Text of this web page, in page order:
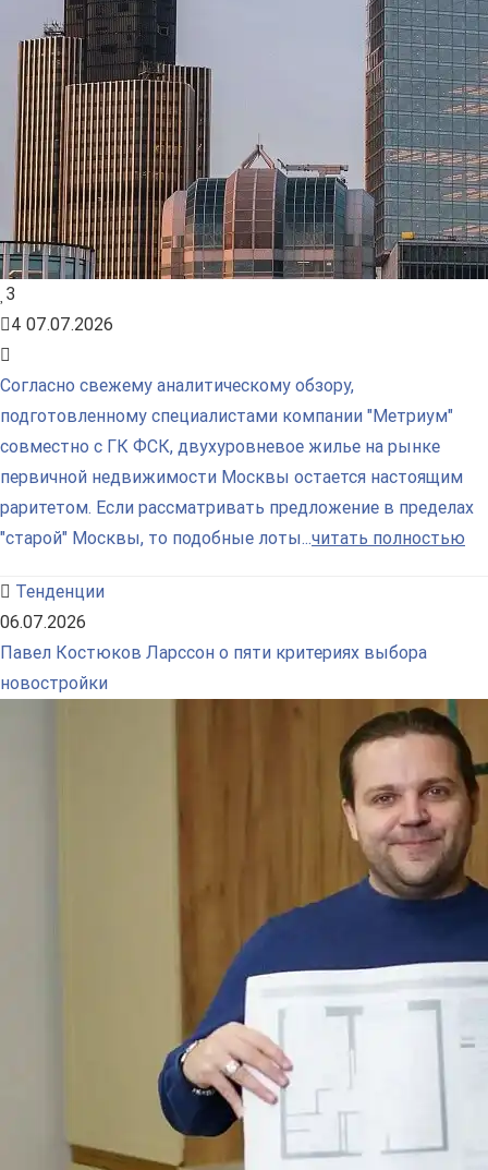
3
4 07.07.2026
Согласно свежему аналитическому обзору,
подготовленному специалистами компании "Метриум"
совместно с ГК ФСК, двухуровневое жилье на рынке
первичной недвижимости Москвы остается настоящим
раритетом. Если рассматривать предложение в пределах
"старой" Москвы, то подобные лоты...читать полностью
Тенденции
06.07.2026
Павел Костюков Ларссон о пяти критериях выбора
новостройки